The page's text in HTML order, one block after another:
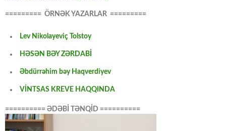
========= ÖRNƏK YAZARLAR =========
Lev Nikolayeviç Tolstoy
HƏSƏN BƏY ZƏRDABİ
Əbdürrəhim bəy Haqverdiyev
VİNTSAS KREVE HAQQINDA
========== ƏDƏBİ TƏNQİD ==========